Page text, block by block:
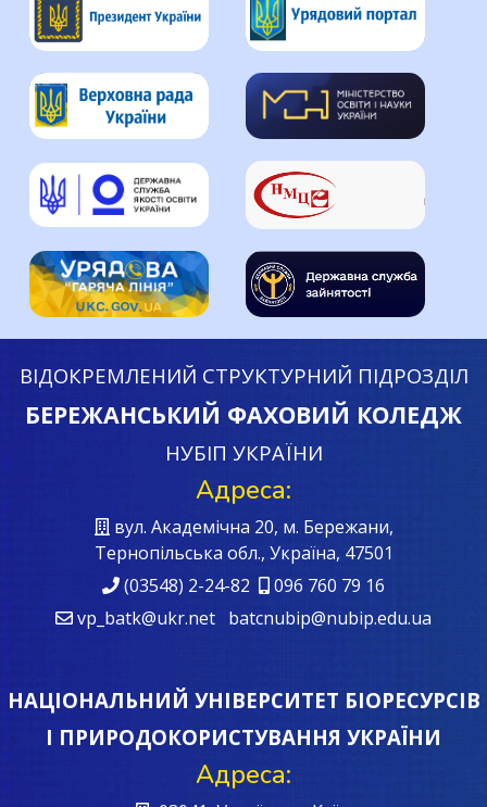
ВІДОКРЕМЛЕНИЙ СТРУКТУРНИЙ ПІДРОЗДІЛ
БЕРЕЖАНСЬКИЙ ФАХОВИЙ КОЛЕДЖ
НУБІП УКРАЇНИ
Адреса:
вул. Академічна 20, м. Бережани,
Тернопільська обл., Україна, 47501
(03548) 2-24-82
096 760 79 16
vp_batk@ukr.net batcnubip@nubip.edu.ua
НАЦІОНАЛЬНИЙ УНІВЕРСИТЕТ БІОРЕСУРСІВ
І ПРИРОДОКОРИСТУВАННЯ УКРАЇНИ
Адреса: